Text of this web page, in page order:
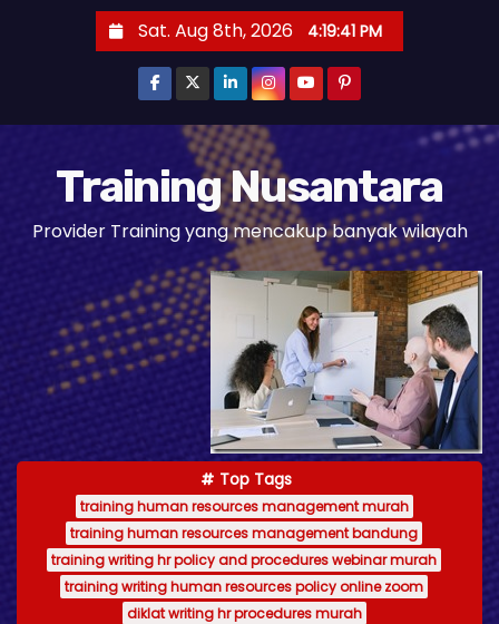
t
Sat. Aug 8th, 2026 4:19:42 PM
Training Nusantara
Provider Training yang mencakup banyak wilayah
Top Tags
training human resources management murah
training human resources management bandung
training writing hr policy and procedures webinar murah
training writing human resources policy online zoom
diklat writing hr procedures murah